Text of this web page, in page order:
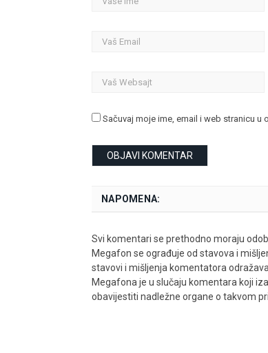
Sačuvaj moje ime, email i web stranicu
NAPOMENA:
Svi komentari se prethodno moraju
Megafon se ograđuje od stavova i
stavovi i mišljenja komentatora
Megafona je u slučaju komentara koji
obavijestiti nadležne organe o takvom